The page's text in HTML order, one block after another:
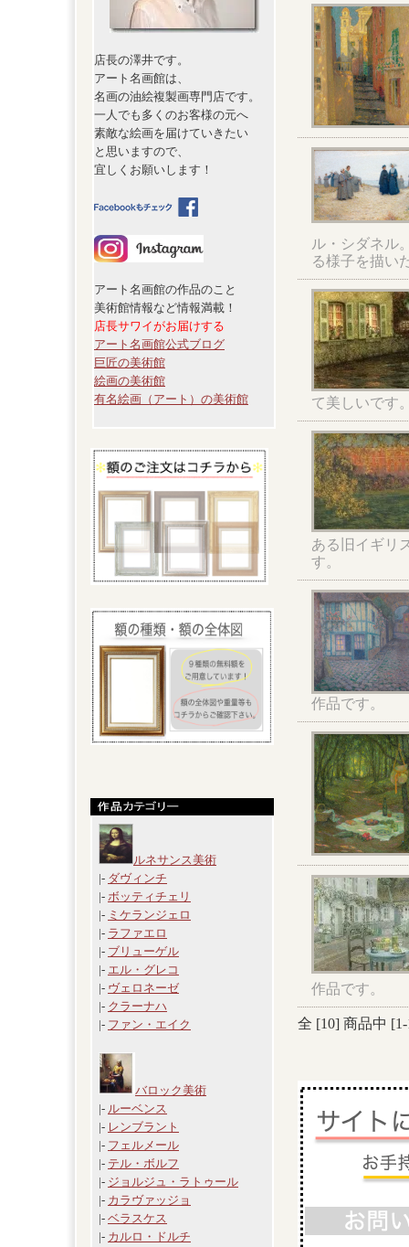
店長の澤井です。
アート名画館は、
名画の油絵複製画専門店です。
一人でも多くのお客様の元へ
素敵な絵画を届けていきたい
と思いますので、
宜しくお願いします！
アート名画館の作品のこと
美術館情報など情報満載！
店長サワイがお届けする
アート名画館公式ブログ
巨匠の美術館
絵画の美術館
有名絵画（アート）の美術館
ルネサンス美術
|- ダヴィンチ
|- ボッティチェリ
|- ミケランジェロ
|- ラファエロ
|- ブリューゲル
|- エル・グレコ
|- ヴェロネーゼ
|- クラーナハ
|- ファン・エイク
バロック美術
|- ルーベンス
|- レンブラント
|- フェルメール
|- テル・ボルフ
|- ジョルジュ・ラトゥール
|- カラヴァッジョ
|- ベラスケス
|- カルロ・ドルチ
ル・シダネル
る様子を描い
て美しいです
ある旧イギリ
す。
作品です。
作品です。
全 [10] 商品中 [1-